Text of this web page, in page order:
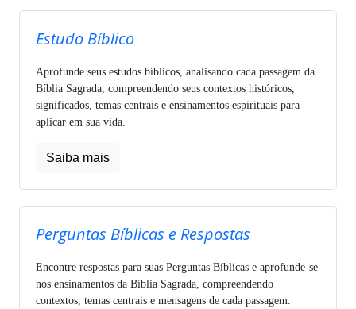
Estudo Bíblico
Aprofunde seus estudos bíblicos, analisando cada passagem da
Bíblia Sagrada, compreendendo seus contextos históricos,
significados, temas centrais e ensinamentos espirituais para
aplicar em sua vida.
Saiba mais
Perguntas Bíblicas e Respostas
Encontre respostas para suas Perguntas Bíblicas e aprofunde-se
nos ensinamentos da Bíblia Sagrada, compreendendo
contextos, temas centrais e mensagens de cada passagem.